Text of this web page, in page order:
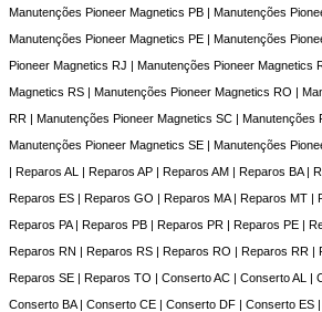
Manutenções Pioneer Magnetics PB | Manutenções
Manutenções Pioneer Magnetics PE | Manutenções
Pioneer Magnetics RJ | Manutenções Pioneer Magnetics
Magnetics RS | Manutenções Pioneer Magnetics RO |
RR | Manutenções Pioneer Magnetics SC | Manutenções
Manutenções Pioneer Magnetics SE | Manutenções
| Reparos AL | Reparos AP | Reparos AM | Reparos BA |
Reparos ES | Reparos GO | Reparos MA | Reparos MT |
Reparos PA | Reparos PB | Reparos PR | Reparos PE |
Reparos RN | Reparos RS | Reparos RO | Reparos RR |
Reparos SE | Reparos TO | Conserto AC | Conserto AL |
Conserto BA | Conserto CE | Conserto DF | Conserto ES